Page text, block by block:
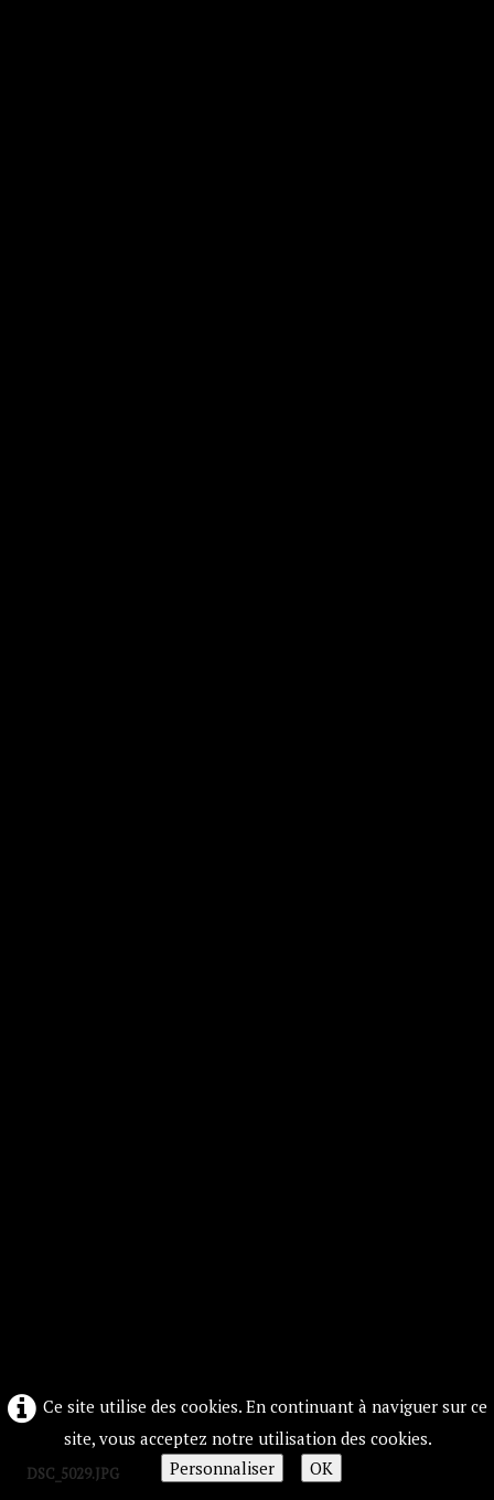
DSC_5029.JPG
Ce site utilise des cookies. En continuant à naviguer sur ce
site, vous acceptez notre utilisation des cookies.
Personnaliser
OK